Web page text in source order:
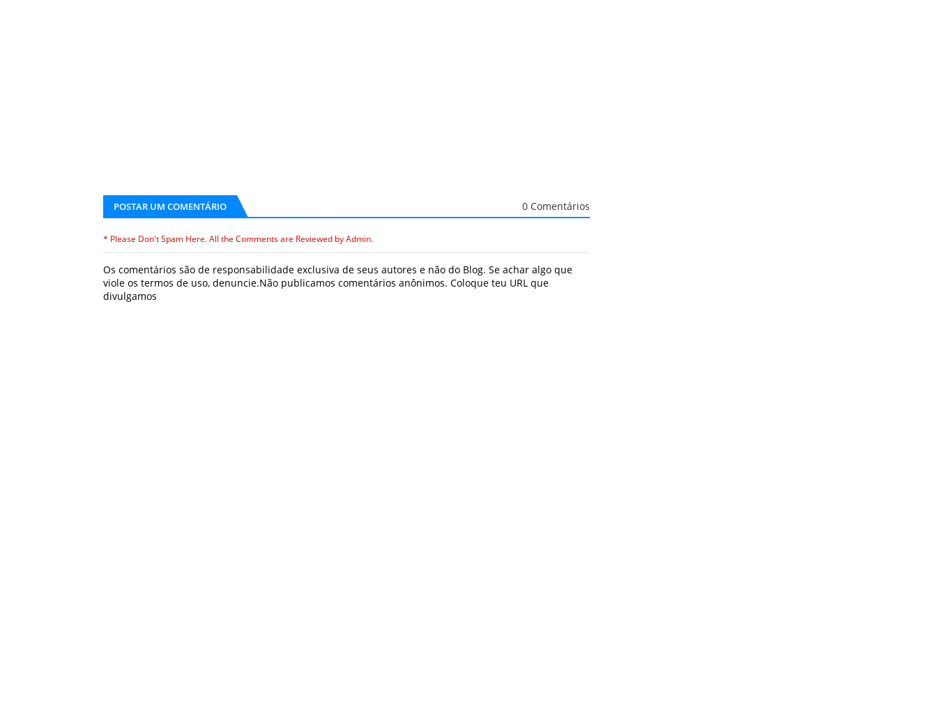
POSTAR UM COMENTÁRIO 0 Comentários
* Please Don't Spam Here. All the Comments are Reviewed by Admin.
Os comentários são de responsabilidade exclusiva de seus autores e não do Blog. Se achar algo que
viole os termos de uso, denuncie.Não publicamos comentários anônimos. Coloque teu URL que
divulgamos